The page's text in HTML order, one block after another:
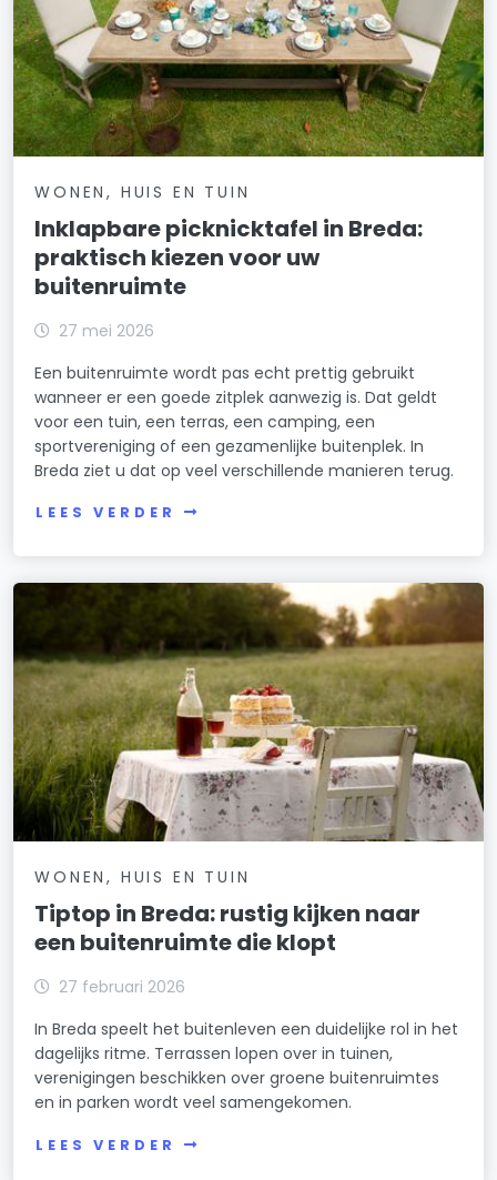
WONEN, HUIS EN TUIN
Inklapbare picknicktafel in Breda:
praktisch kiezen voor uw
buitenruimte
27 mei 2026
Een buitenruimte wordt pas echt prettig gebruikt
wanneer er een goede zitplek aanwezig is. Dat geldt
voor een tuin, een terras, een camping, een
sportvereniging of een gezamenlijke buitenplek. In
Breda ziet u dat op veel verschillende manieren terug.
LEES VERDER
WONEN, HUIS EN TUIN
Tiptop in Breda: rustig kijken naar
een buitenruimte die klopt
27 februari 2026
In Breda speelt het buitenleven een duidelijke rol in het
dagelijks ritme. Terrassen lopen over in tuinen,
verenigingen beschikken over groene buitenruimtes
en in parken wordt veel samengekomen.
LEES VERDER